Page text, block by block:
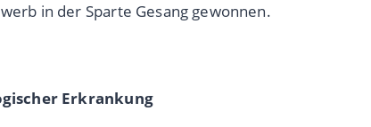
in der Sparte Gesang gewonnen.
Erkrankung